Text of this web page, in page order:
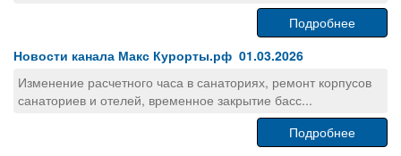
Подробнее
Новости канала Макс Курорты.рф 01.03.2026
Изменение расчетного часа в санаториях, ремонт корпусов
санаториев и отелей, временное закрытие басс...
Подробнее